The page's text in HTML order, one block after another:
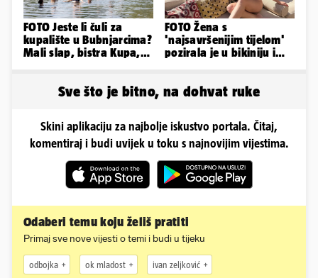
FOTO Jeste li čuli za
kupalište u Bubnjarcima?
Mali slap, bistra Kupa,
FOTO Žena s
'najsavršenijim tijelom'
pozirala je u bikiniju i
Sve što je bitno, na dohvat ruke
Skini aplikaciju za najbolje iskustvo portala. Čitaj,
komentiraj i budi uvijek u toku s najnovijim vijestima.
Odaberi temu koju želiš pratiti
Primaj sve nove vijesti o temi i budi u tijeku
odbojka ok mladost ivan zeljković